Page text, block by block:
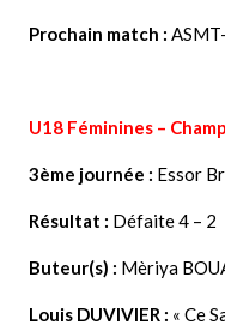
Prochain match :
U18 Féminines –
3ème journée : Essor
Résultat : Défaite 4 – 2
Buteur(s) : Mèriya
Louis DUVIVIER : « Ce